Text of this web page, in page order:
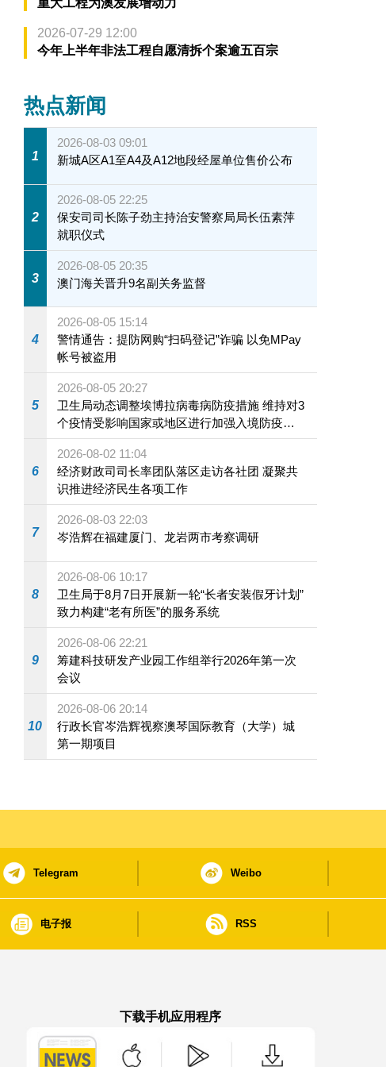
重大工程为澳发展增动力
2026-07-29 12:00
今年上半年非法工程自愿清拆个案逾五百宗
热点新闻
1
2026-08-03 09:01
新城A区A1至A4及A12地段经屋单位售价公布
2
2026-08-05 22:25
保安司司长陈子劲主持治安警察局局长伍素萍
就职仪式
3
2026-08-05 20:35
澳门海关晋升9名副关务监督
4
2026-08-05 15:14
警情通告：提防网购“扫码登记”诈骗 以免MPay
帐号被盗用
5
2026-08-05 20:27
卫生局动态调整埃博拉病毒病防疫措施 维持对3
个疫情受影响国家或地区进行加强入境防疫措
施
6
2026-08-02 11:04
经济财政司司长率团队落区走访各社团 凝聚共
识推进经济民生各项工作
7
2026-08-03 22:03
岑浩辉在福建厦门、龙岩两市考察调研
8
2026-08-06 10:17
卫生局于8月7日开展新一轮“长者安装假牙计划”
致力构建“老有所医”的服务系统
9
2026-08-06 22:21
筹建科技研发产业园工作组举行2026年第一次
会议
10
2026-08-06 20:14
行政长官岑浩辉视察澳琴国际教育（大学）城
第一期项目
Telegram Weibo
电子报 RSS
下载手机应用程序